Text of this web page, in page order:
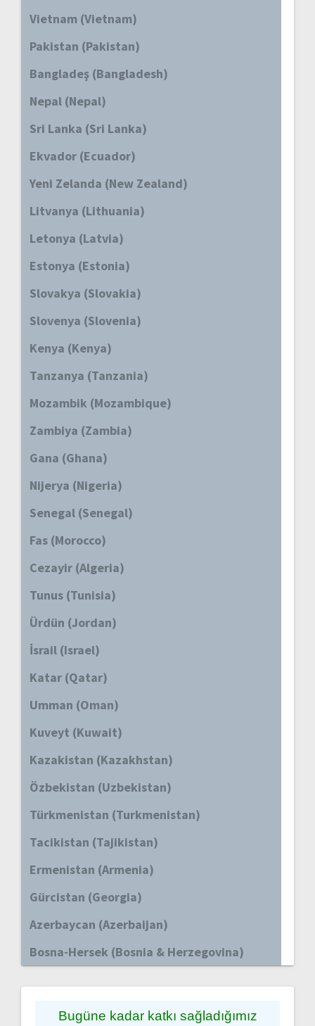
Vietnam (Vietnam)
Pakistan (Pakistan)
Bangladeş (Bangladesh)
Nepal (Nepal)
Sri Lanka (Sri Lanka)
Ekvador (Ecuador)
Yeni Zelanda (New Zealand)
Litvanya (Lithuania)
Letonya (Latvia)
Estonya (Estonia)
Slovakya (Slovakia)
Slovenya (Slovenia)
Kenya (Kenya)
Tanzanya (Tanzania)
Mozambik (Mozambique)
Zambiya (Zambia)
Gana (Ghana)
Nijerya (Nigeria)
Senegal (Senegal)
Fas (Morocco)
Cezayir (Algeria)
Tunus (Tunisia)
Ürdün (Jordan)
İsrail (Israel)
Katar (Qatar)
Umman (Oman)
Kuveyt (Kuwait)
Kazakistan (Kazakhstan)
Özbekistan (Uzbekistan)
Türkmenistan (Turkmenistan)
Tacikistan (Tajikistan)
Ermenistan (Armenia)
Gürcistan (Georgia)
Azerbaycan (Azerbaijan)
Bosna-Hersek (Bosnia & Herzegovina)
Bugüne kadar katkı sağladığımız